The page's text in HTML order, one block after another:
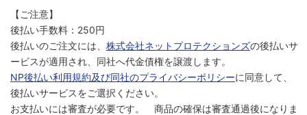
【ご注意】
後払い手数料：250円
後払いのご注文には、 株式会社ネットプロテクションズの後払いサ
ービスが適用され、同社へ代金債権を譲渡します。
NP後払い利用規約及び同社のプライバシーポリシーに同意して、
後払いサービスをご選択ください。
お支払いには審査が必要です。 商品の確保は審査通過後になりま